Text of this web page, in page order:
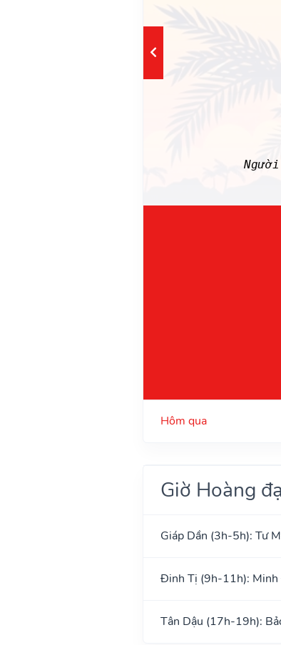
Hôm qua
Giờ Hoàng
Giáp Dần (3h-5h): Tư
Đinh Tị (9h-11h):
Tân Dậu (17h-19h):